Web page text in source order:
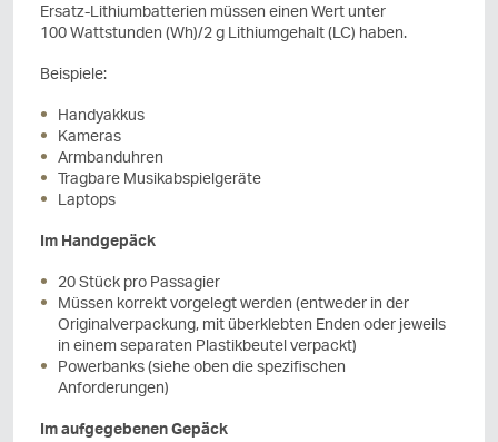
Ersatz-Lithiumbatterien müssen einen Wert unter
100 Wattstunden (Wh)/2 g Lithiumgehalt (LC) haben.
Beispiele:
Handyakkus
Kameras
Armbanduhren
Tragbare Musikabspielgeräte
Laptops
Im Handgepäck
20 Stück pro Passagier
Müssen korrekt vorgelegt werden (entweder in der
Originalverpackung, mit überklebten Enden oder jeweils
in einem separaten Plastikbeutel verpackt)
Powerbanks (siehe oben die spezifischen
Anforderungen)
Im aufgegebenen Gepäck